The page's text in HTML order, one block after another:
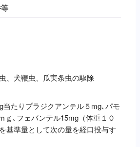
、犬鞭虫、瓜実条虫の駆除
当たりプラジクアンテル５mg､パモ
ｇ､フェバンテル15mg（体重１０
基準量として次の量を経口投与す